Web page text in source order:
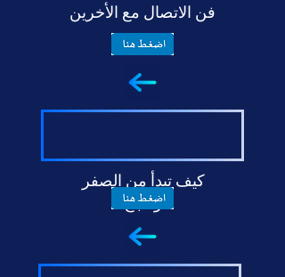
فن الاتصال مع الأخرين
كيف تبدأ من الصفر
وتنجح